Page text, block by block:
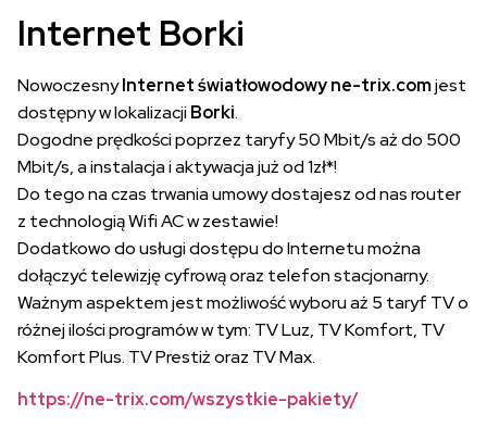
Internet Borki
NowoczesnyInternet światłowodowy ne-trix.comjest
dostępny w lokalizacjiBorki.
Dogodne prędkości poprzez taryfy 50 Mbit/s aż do 500
Mbit/s, a instalacja i aktywacja już od 1zł*!
Do tego na czas trwania umowy dostajesz od nas router
z technologią Wifi AC w zestawie!
Dodatkowo do usługi dostępu do Internetu można
dołączyć telewizję cyfrową oraz telefon stacjonarny.
Ważnym aspektem jest możliwość wyboru aż 5 taryf TV o
różnej ilości programów w tym: TV Luz, TV Komfort, TV
Komfort Plus. TV Prestiż oraz TV Max.
https://ne-trix.com/wszystkie-pakiety/